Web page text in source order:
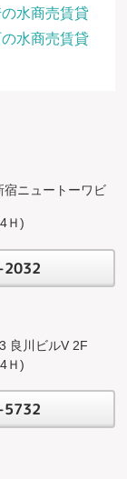
水商売賃貸
水商売賃貸
ニュートーワビ
Ｈ)
良川ビルV 2F
Ｈ)